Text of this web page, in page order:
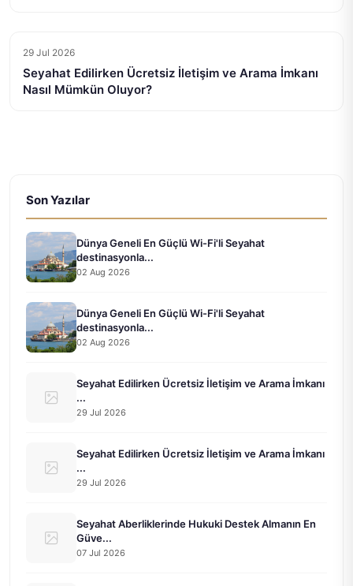
29 Jul 2026
Seyahat Edilirken Ücretsiz İletişim ve Arama İmkanı
Nasıl Mümkün Oluyor?
Son Yazılar
Dünya Geneli En Güçlü Wi-Fi'li Seyahat
destinasyonla...
02 Aug 2026
Dünya Geneli En Güçlü Wi-Fi'li Seyahat
destinasyonla...
02 Aug 2026
Seyahat Edilirken Ücretsiz İletişim ve Arama İmkanı
...
29 Jul 2026
Seyahat Edilirken Ücretsiz İletişim ve Arama İmkanı
...
29 Jul 2026
Seyahat Aberliklerinde Hukuki Destek Almanın En
Güve...
07 Jul 2026